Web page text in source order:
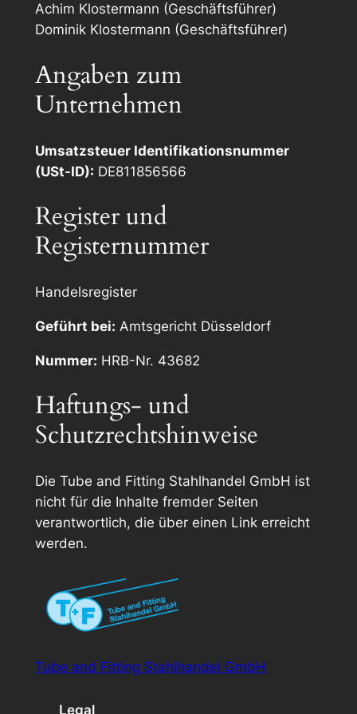
Achim Klostermann (Geschäftsführer)
Dominik Klostermann (Geschäftsführer)
Angaben zum
Unternehmen
Umsatzsteuer Identifikationsnummer
(USt-ID): DE811856566
Register und
Registernummer
Handelsregister
Geführt bei: Amtsgericht Düsseldorf
Nummer: HRB-Nr. 43682
Haftungs- und
Schutzrechtshinweise
Die Tube and Fitting Stahlhandel GmbH ist
nicht für die Inhalte fremder Seiten
verantwortlich, die über einen Link erreicht
werden.
Tube and Fitting Stahlhandel GmbH
Legal